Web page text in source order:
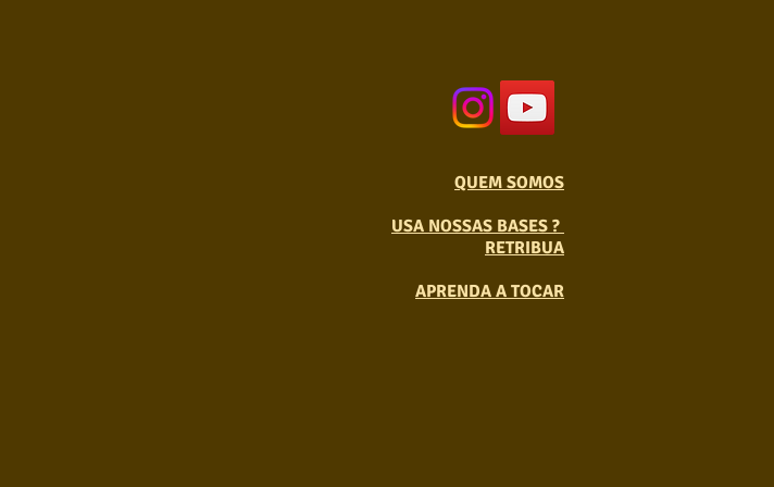
QUEM SOMOS
USA NOSSAS BASES ?
RETRIBUA
APRENDA A TOCAR